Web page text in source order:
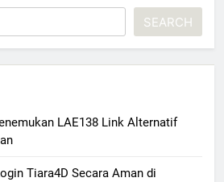
SEARCH
LAE138 Link Alternatif
Tiara4D Secara Aman di